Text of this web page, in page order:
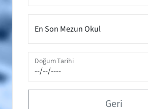
En Son Mezun Okul
Doğum Tarihi
Geri